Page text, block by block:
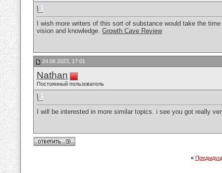
I wish more writers of this sort of substance would take the
vision and knowledge. Growth Cave Review
24.06.2023, 17:01
Nathan
Постоянный пользователь
I will be interested in more similar topics. i see you got really
«